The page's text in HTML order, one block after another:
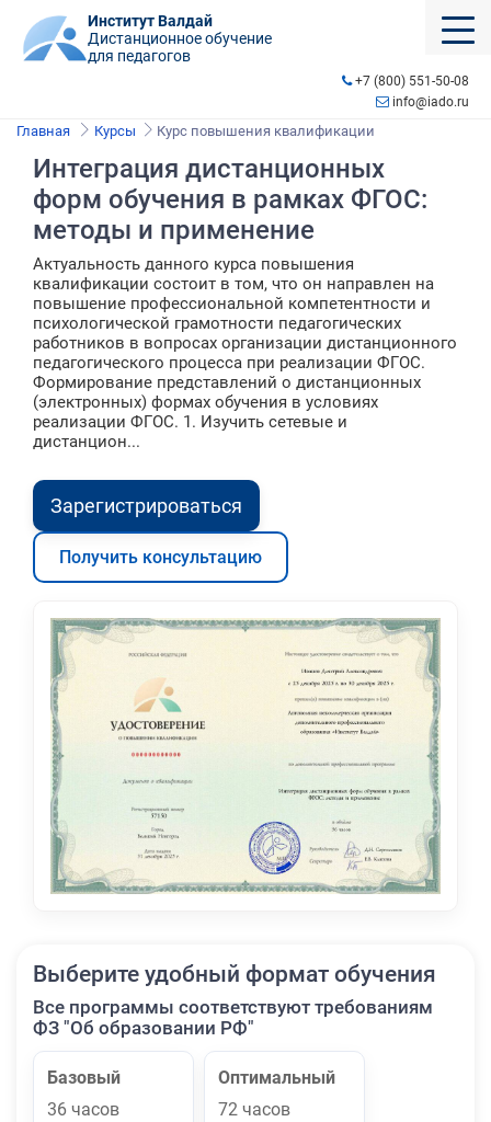
Институт Валдай
Дистанционное обучение
для педагогов
+7 (800) 551-50-08
info@iado.ru
Главная Курсы Курс повышения квалификации
Интеграция дистанционных
форм обучения в рамках ФГОС:
методы и применение
Актуальность данного курса повышения
квалификации состоит в том, что он направлен на
повышение профессиональной компетентности и
психологической грамотности педагогических
работников в вопросах организации дистанционного
педагогического процесса при реализации ФГОС.
Формирование представлений о дистанционных
(электронных) формах обучения в условиях
реализации ФГОС. 1.​ Изучить сетевые и
дистанцион...
Зарегистрироваться
Получить консультацию
Выберите удобный формат обучения
Все программы соответствуют требованиям
ФЗ "Об образовании РФ"
Базовый
36 часов
Оптимальный
72 часов